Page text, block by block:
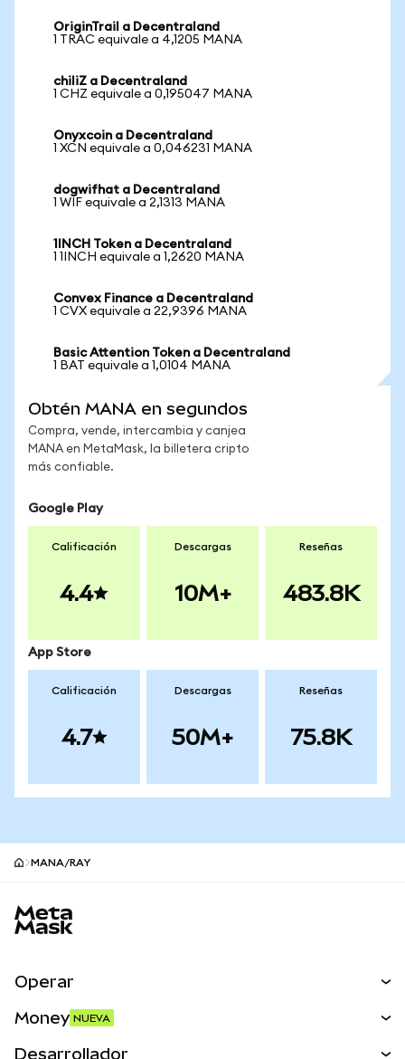
OriginTrail a Decentraland
1 TRAC equivale a 4,1205 MANA
chiliZ a Decentraland
1 CHZ equivale a 0,195047 MANA
Onyxcoin a Decentraland
1 XCN equivale a 0,046231 MANA
dogwifhat a Decentraland
1 WIF equivale a 2,1313 MANA
1INCH Token a Decentraland
1 1INCH equivale a 1,2620 MANA
Convex Finance a Decentraland
1 CVX equivale a 22,9396 MANA
Basic Attention Token a Decentraland
1 BAT equivale a 1,0104 MANA
Obtén MANA en segundos
Compra, vende, intercambia y canjea
MANA en MetaMask, la billetera cripto
más confiable.
Google Play
Calificación
4.4
Descargas
10M+
Reseñas
483.8K
App Store
Calificación
4.7
Descargas
50M+
Reseñas
75.8K
MANA/RAY
Operar
Money NUEVA
Desarrollador